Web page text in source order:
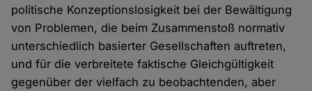
politische Konzeptionslosigkeit bei der Bewältigung
von Problemen, die beim Zusammenstoß normativ
unterschiedlich basierter Gesellschaften auftreten,
und für die verbreitete faktische Gleichgültigkeit
gegenüber der vielfach zu beobachtenden, aber